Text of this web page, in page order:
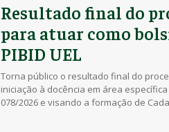
Resultado final do
para atuar como
PIBID UEL
Torna público o resultado final do
iniciação à docência em área
078/2026 e visando a formação de